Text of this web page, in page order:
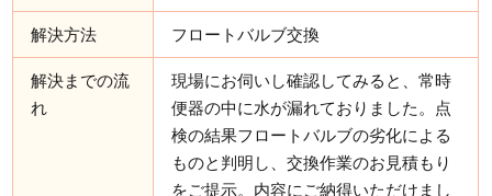
解決方法 フロートバルブ交換
解決までの流
れ
現場にお伺いし確認してみると、常時
便器の中に水が漏れておりました。点
検の結果フロートバルブの劣化による
ものと判明し、交換作業のお見積もり
をご提示。内容にご納得いただけまし